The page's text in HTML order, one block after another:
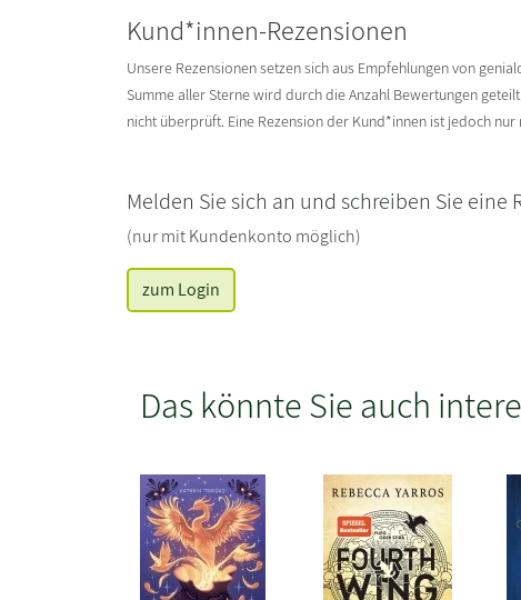
Kund*innen-Rezensionen
Unsere Rezensionen setzen sich aus Empfehlungen von
Summe aller Sterne wird durch die Anzahl Bewertungen
nicht überprüft. Eine Rezension der Kund*innen ist jedoch
Melden Sie sich an und schreiben Sie eine
(nur mit Kundenkonto möglich)
zum Login
Das könnte Sie auch